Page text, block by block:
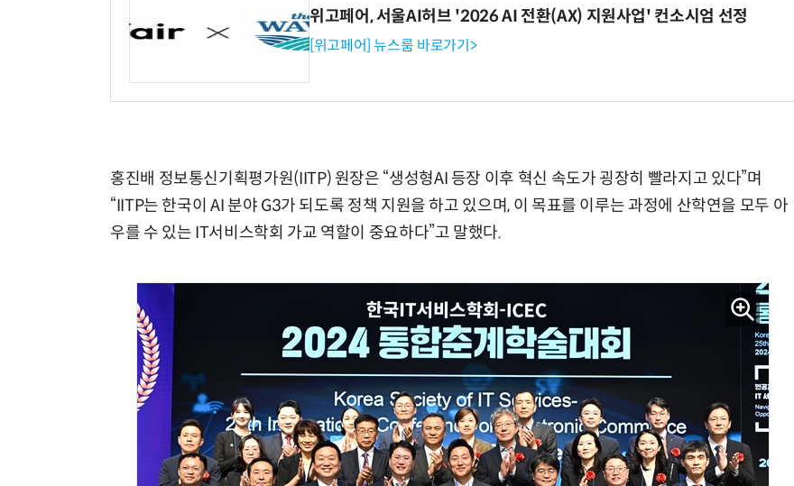
위고페어, 서울AI허브 '2026 AI 전환(AX) 지원사업' 컨소시엄 선정
[위고페어] 뉴스룸 바로가기>
홍진배 정보통신기획평가원(IITP) 원장은 “생성형AI 등장 이후 혁신 속도가 굉장히 빨라지고 있다”며
“IITP는 한국이 AI 분야 G3가 되도록 정책 지원을 하고 있으며, 이 목표를 이루는 과정에 산학연을 모두 아
우를 수 있는 IT서비스학회 가교 역할이 중요하다”고 말했다.